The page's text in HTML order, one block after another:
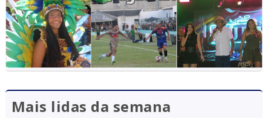
Mais lidas da semana